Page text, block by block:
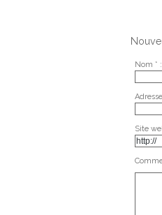
Nom * :
Site